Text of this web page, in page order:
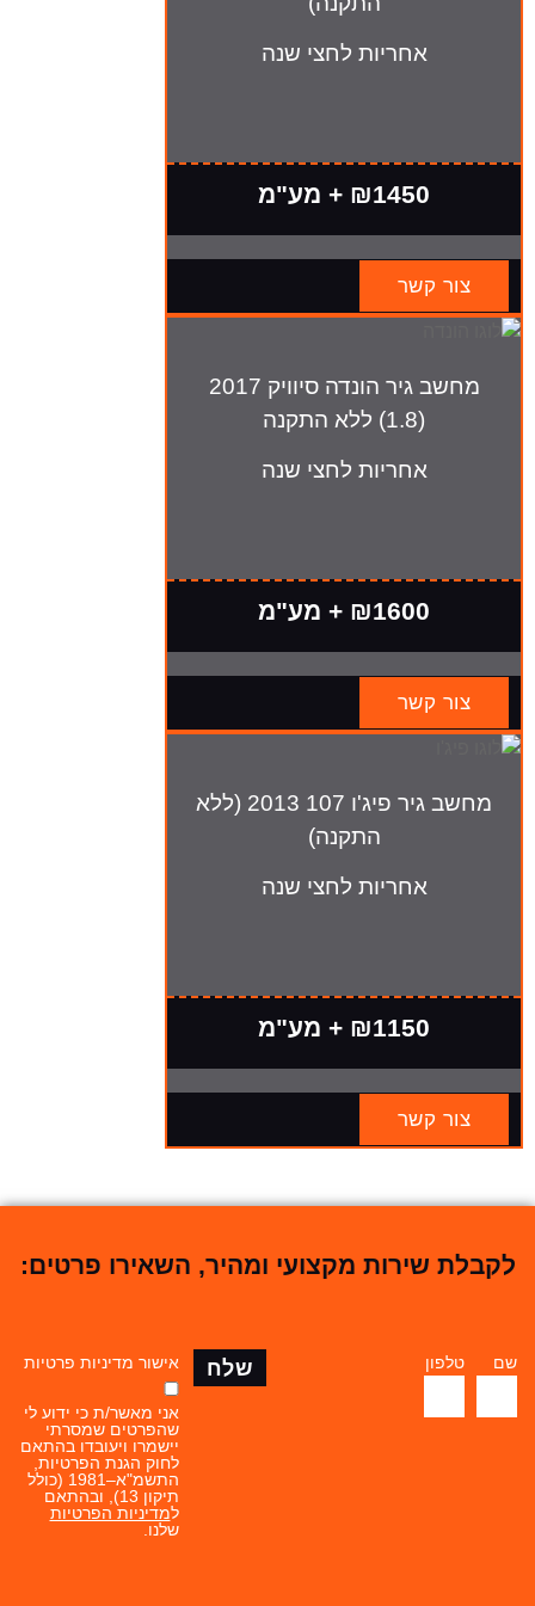
אחריות לחצי שנה
₪1450 + מע"מ
צור קשר
מחשב גיר הונדה סיוויק 2017
(1.8) ללא התקנה
אחריות לחצי שנה
₪1600 + מע"מ
צור קשר
מחשב גיר פיג'ו 107 2013 (ללא
התקנה)
אחריות לחצי שנה
₪1150 + מע"מ
צור קשר
לקבלת שירות מקצועי ומהיר, השאירו פרטים:
שם טלפון אישור מדיניות פרטיות
אני מאשר/ת כי ידוע לי
שהפרטים שמסרתי
יישמרו ויעובדו בהתאם
לחוק הגנת הפרטיות,
התשמ"א–1981 (כולל
תיקון 13), ובהתאם
למדיניות הפרטיות
שלנו.
שלח